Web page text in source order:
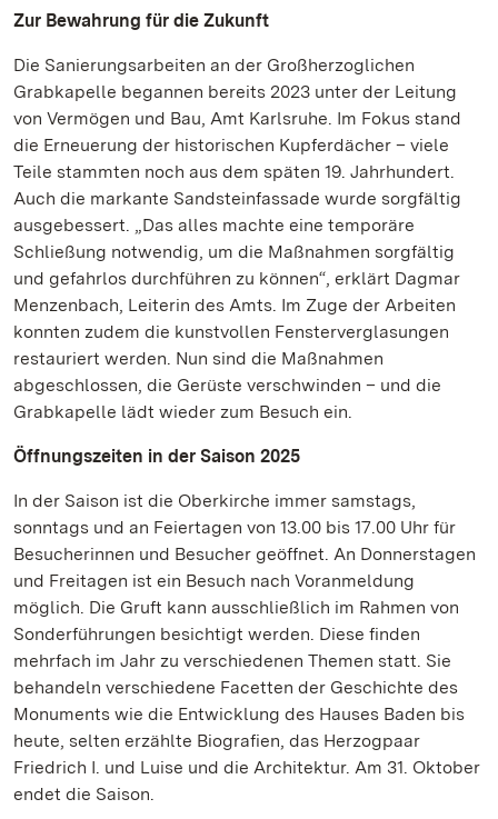
Zur Bewahrung für die Zukunft
Die Sanierungsarbeiten an der Großherzoglichen
Grabkapelle begannen bereits 2023 unter der Leitung
von Vermögen und Bau, Amt Karlsruhe. Im Fokus stand
die Erneuerung der historischen Kupferdächer – viele
Teile stammten noch aus dem späten 19. Jahrhundert.
Auch die markante Sandsteinfassade wurde sorgfältig
ausgebessert. „Das alles machte eine temporäre
Schließung notwendig, um die Maßnahmen sorgfältig
und gefahrlos durchführen zu können“, erklärt Dagmar
Menzenbach, Leiterin des Amts. Im Zuge der Arbeiten
konnten zudem die kunstvollen Fensterverglasungen
restauriert werden. Nun sind die Maßnahmen
abgeschlossen, die Gerüste verschwinden – und die
Grabkapelle lädt wieder zum Besuch ein.
Öffnungszeiten in der Saison 2025
In der Saison ist die Oberkirche immer samstags,
sonntags und an Feiertagen von 13.00 bis 17.00 Uhr für
Besucherinnen und Besucher geöffnet. An Donnerstagen
und Freitagen ist ein Besuch nach Voranmeldung
möglich. Die Gruft kann ausschließlich im Rahmen von
Sonderführungen besichtigt werden. Diese finden
mehrfach im Jahr zu verschiedenen Themen statt. Sie
behandeln verschiedene Facetten der Geschichte des
Monuments wie die Entwicklung des Hauses Baden bis
heute, selten erzählte Biografien, das Herzogpaar
Friedrich I. und Luise und die Architektur. Am 31. Oktober
endet die Saison.